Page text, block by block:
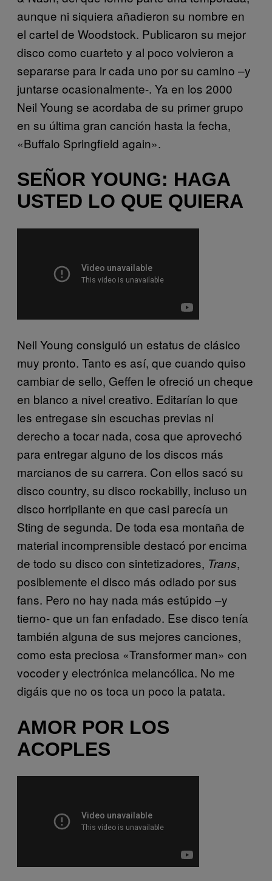
aunque ni siquiera añadieron su nombre en
el cartel de Woodstock. Publicaron su mejor
disco como cuarteto y al poco volvieron a
separarse para ir cada uno por su camino –y
juntarse ocasionalmente-. Ya en los 2000
Neil Young se acordaba de su primer grupo
en su última gran canción hasta la fecha,
«Buffalo Springfield again».
SEÑOR YOUNG: HAGA
USTED LO QUE QUIERA
Neil Young consiguió un estatus de clásico
muy pronto. Tanto es así, que cuando quiso
cambiar de sello, Geffen le ofreció un cheque
en blanco a nivel creativo. Editarían lo que
les entregase sin escuchas previas ni
derecho a tocar nada, cosa que aprovechó
para entregar alguno de los discos más
marcianos de su carrera. Con ellos sacó su
disco country, su disco rockabilly, incluso un
disco horripilante en que casi parecía un
Sting de segunda. De toda esa montaña de
material incomprensible destacó por encima
de todo su disco con sintetizadores, Trans,
posiblemente el disco más odiado por sus
fans. Pero no hay nada más estúpido –y
tierno- que un fan enfadado. Ese disco tenía
también alguna de sus mejores canciones,
como esta preciosa «Transformer man» con
vocoder y electrónica melancólica. No me
digáis que no os toca un poco la patata.
AMOR POR LOS
ACOPLES